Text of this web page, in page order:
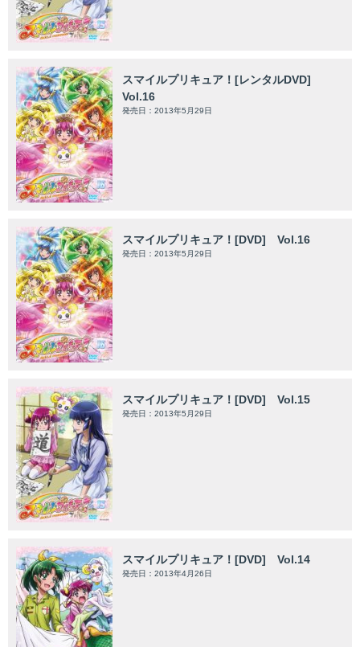
スマイルプリキュア！[レンタルDVD]
Vol.16
発売日：2013年5月29日
スマイルプリキュア！[DVD] Vol.16
発売日：2013年5月29日
スマイルプリキュア！[DVD] Vol.15
発売日：2013年5月29日
スマイルプリキュア！[DVD] Vol.14
発売日：2013年4月26日